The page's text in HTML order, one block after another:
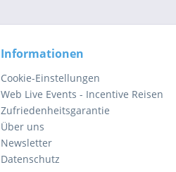
Informationen
Cookie-Einstellungen
Web Live Events - Incentive Reisen
Zufriedenheitsgarantie
Über uns
Newsletter
Datenschutz